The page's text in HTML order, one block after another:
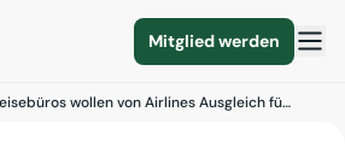
Mitglied werden
wollen von Airlines Ausgleich fü…